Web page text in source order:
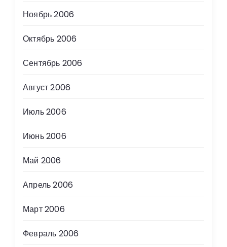
Ноябрь 2006
Октябрь 2006
Сентябрь 2006
Август 2006
Июль 2006
Июнь 2006
Май 2006
Апрель 2006
Март 2006
Февраль 2006